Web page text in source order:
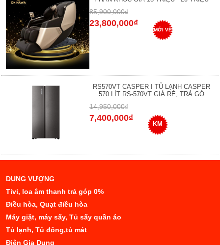
85,900,000₫
23,800,000₫
MỚI VỀ
RS570VT CASPER I TỦ LẠNH CASPER
570 LÍT RS-570VT GIÁ RẺ, TRẢ GÓ
14,950,000₫
7,400,000₫
KM
DUNG VƯỢNG
Tivi, loa âm thanh trả góp 0%
Điều hòa, Quạt điều hòa
Máy giặt, máy sấy, Tủ sấy quần áo
Tủ lạnh, Tủ đông,tủ mát
Điện Gia Dụng